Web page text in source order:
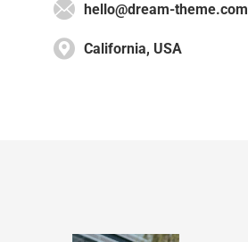
hello@dream-theme.com
California, USA